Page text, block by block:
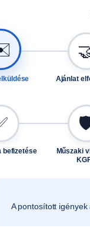
Ajánlat
befizetése
Műszaki
A pontosított